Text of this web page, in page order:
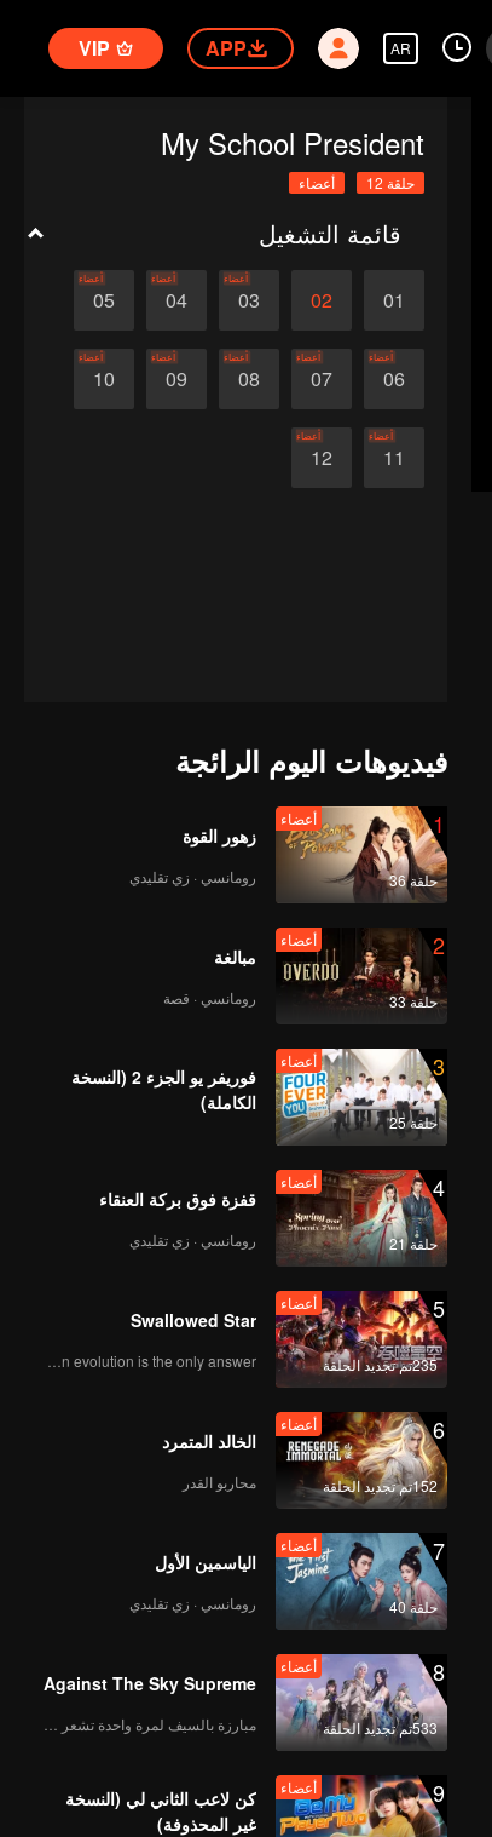
AR
APP
VIP
My School President
حلقة 12 أعضاء
قائمة التشغيل
01
02
03
أعضاء
04
أعضاء
05
أعضاء
06
أعضاء
07
أعضاء
08
أعضاء
09
أعضاء
10
أعضاء
11
أعضاء
12
أعضاء
فيديوهات اليوم الرائجة
1
حلقة 36
أعضاء
زهور القوة
رومانسي · زي تقليدي
2
حلقة 33
أعضاء
مبالغة
رومانسي · قصة
3
حلقة 25
أعضاء
فوريفر يو الجزء 2 (النسخة
الكاملة)
4
حلقة 21
أعضاء
قفزة فوق بركة العنقاء
رومانسي · زي تقليدي
5
235تم تجديد الحلقة
أعضاء
Swallowed Star
Human evolution is the only answer.
6
152تم تجديد الحلقة
أعضاء
الخالد المتمرد
محاربو القدر
7
حلقة 40
أعضاء
الياسمين الأول
رومانسي · زي تقليدي
8
533تم تجديد الحلقة
أعضاء
Against The Sky Supreme
9 أعضاء
كن لاعب الثاني لي (النسخة
غير المحذوفة)